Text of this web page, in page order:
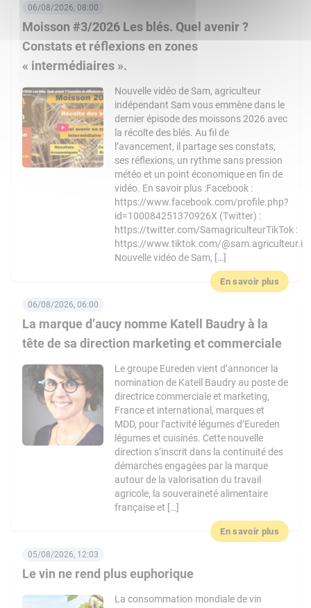
Moisson #3/2026 Les blés. Quel avenir ?
Constats et réflexions en zones
« intermédiaires ».
06/08/2026, 08:00
Nouvelle vidéo de Sam, agriculteur
indépendant Sam vous emmène dans le
dernier épisode des moissons 2026 avec
la récolte des blés. Au fil de
l’avancement, il partage ses constats,
ses réflexions, un rythme sans pression
météo et un point économique en fin de
vidéo. En savoir plus :Facebook :
https://www.facebook.com/profile.php?
id=100084251370926X (Twitter) :
https://twitter.com/SamagriculteurTikTok :
https://www.tiktok.com/@sam.agriculteur.i
Nouvelle vidéo de Sam, […]
En savoir plus
La marque d’aucy nomme Katell Baudry à la
tête de sa direction marketing et commerciale
06/08/2026, 06:00
Le groupe Eureden vient d’annoncer la
nomination de Katell Baudry au poste de
directrice commerciale et marketing,
France et international, marques et
MDD, pour l’activité légumes d’Eureden
légumes et cuisinés. Cette nouvelle
direction s’inscrit dans la continuité des
démarches engagées par la marque
autour de la valorisation du travail
agricole, la souveraineté alimentaire
française et […]
En savoir plus
Le vin ne rend plus euphorique
05/08/2026, 12:03
La consommation mondiale de vin